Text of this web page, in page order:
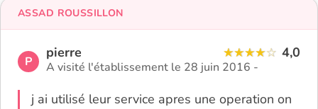
P
pierre 4,0
A visité l'établissement le 28 juin 2016 -
j ai utilisé leur service apres une operation on
ASSAD ROUSSILLON